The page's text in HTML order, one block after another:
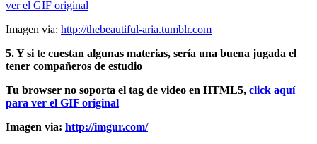
ver el GIF original
Imagen via: http://thebeautiful-aria.tumblr.com
5. Y si te cuestan algunas materias, sería una buena jugada el
tener compañeros de estudio
Tu browser no soporta el tag de video en HTML5, click aquí
para ver el GIF original
Imagen via: http://imgur.com/